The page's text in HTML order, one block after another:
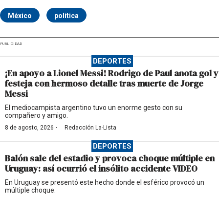
México política
PUBLICIDAD
DEPORTES
¡En apoyo a Lionel Messi! Rodrigo de Paul anota gol y
festeja con hermoso detalle tras muerte de Jorge
Messi
El mediocampista argentino tuvo un enorme gesto con su
compañero y amigo.
8 de agosto, 2026 · Redacción La-Lista
DEPORTES
Balón sale del estadio y provoca choque múltiple en
Uruguay: así ocurrió el insólito accidente VIDEO
En Uruguay se presentó este hecho donde el esférico provocó un
múltiple choque.